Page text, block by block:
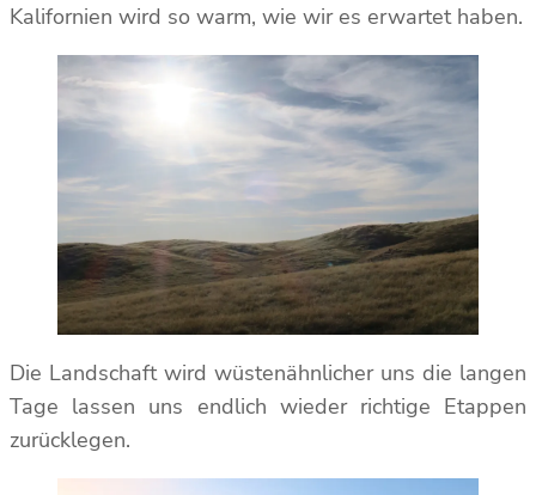
Kalifornien wird so warm, wie wir es erwartet haben.
Die Landschaft wird wüstenähnlicher uns die langen
Tage lassen uns endlich wieder richtige Etappen
zurücklegen.